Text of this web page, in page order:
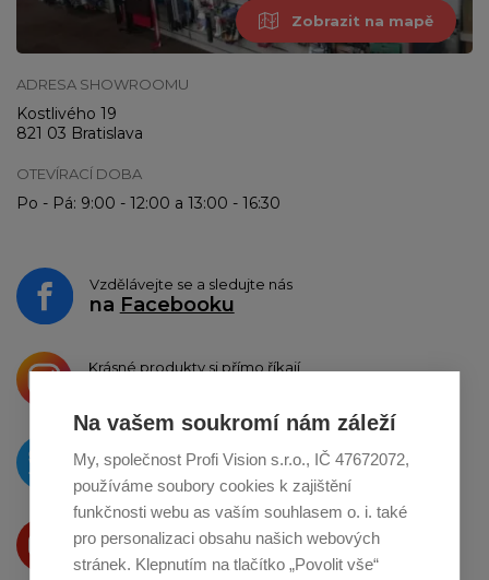
Na vašem soukromí nám záleží
My, společnost Profi Vision s.r.o., IČ 47672072,
používáme soubory cookies k zajištění
funkčnosti webu as vaším souhlasem o. i. také
pro personalizaci obsahu našich webových
stránek. Klepnutím na tlačítko „Povolit vše“
Zobrazit na mapě
ADRESA SHOWROOMU
Kostlivého 19
821 03 Bratislava
OTEVÍRACÍ DOBA
Po - Pá: 9:00 - 12:00 a 13:00 - 16:30
Vzdělávejte se a sledujte nás
na Facebooku
Krásné produkty si přímo říkají
O novinkách píšeme
naTwitteru
Produkty Vám představujeme
na Youtube